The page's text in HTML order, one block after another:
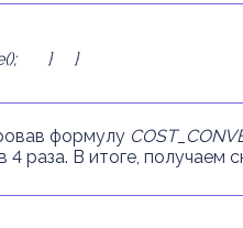
} }
формулу
раза. В итоге, получаем